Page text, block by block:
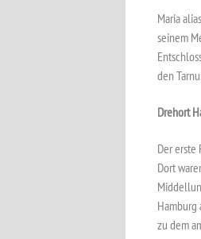
Maria
seinem
den
Drehort
Der
Dort
Hamburg
zu dem